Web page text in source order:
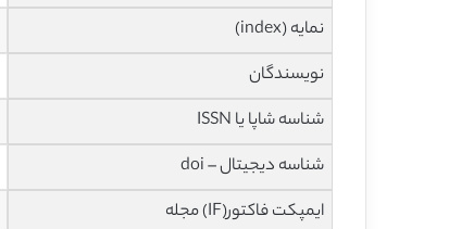
نمایه (index)
نویسندگان
شناسه شاپا یا ISSN
شناسه دیجیتال – doi
ایمپکت فاکتور(IF) مجله